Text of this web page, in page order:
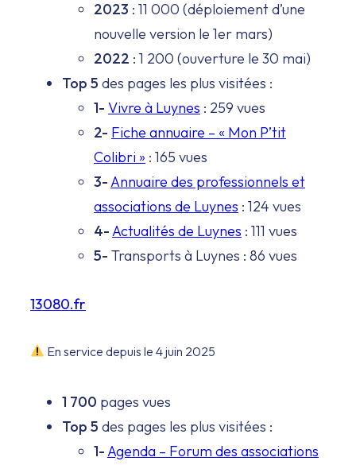
2023 : 11 000 (déploiement d’une
nouvelle version le 1er mars)
2022 : 1 200 (ouverture le 30 mai)
Top 5 des pages les plus visitées :
1- Vivre à Luynes : 259 vues
2- Fiche annuaire – « Mon P’tit
Colibri » : 165 vues
3-Annuaire des professionnels et
associations de Luynes : 124 vues
4-Actualités de Luynes : 111 vues
5- Transports à Luynes : 86 vues
13080.fr
En service depuis le 4 juin 2025
1 700 pages vues
Top 5 des pages les plus visitées :
1- Agenda – Forum des associations